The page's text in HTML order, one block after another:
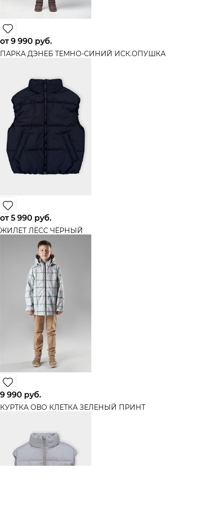
от9 990 руб.
ПАРКА ДЭНЕБ ТЕМНО-СИНИЙ ИСК.ОПУШКА
от5 990 руб.
ЖИЛЕТ ЛЁСС ЧЁРНЫЙ
9 990 руб.
КУРТКА ОВО КЛЕТКА ЗЕЛЕНЫЙ ПРИНТ